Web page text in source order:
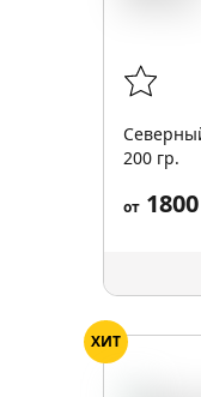
200 гр.
от
ХИТ